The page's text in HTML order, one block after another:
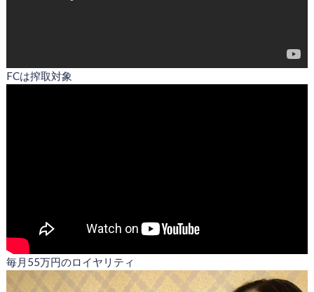
FCは搾取対象
毎月55万円のロイヤリティ